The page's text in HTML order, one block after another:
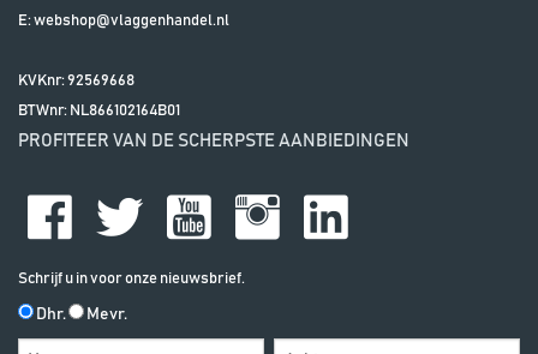
E:webshop@vlaggenhandel.nl
KVKnr: 92569668
BTWnr: NL866102164B01
PROFITEER VAN DE SCHERPSTE AANBIEDINGEN
Schrijf u in voor onze nieuwsbrief.
Dhr. Mevr.